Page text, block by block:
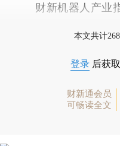
财新机器人产业指
本文共计
登录 后获
财新通会员
可畅读全文